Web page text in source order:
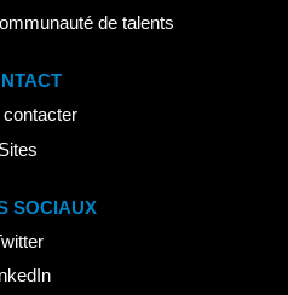
de talents
contacter
Sites
SOCIAUX